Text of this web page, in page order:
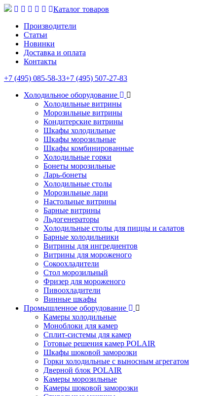
Каталог товаров
Производители
Статьи
Новинки
Доставка и оплата
Контакты
+7 (495) 085-58-33+7 (495) 507-27-83
Холодильное оборудование
Холодильные витрины
Морозильные витрины
Кондитерские витрины
Шкафы холодильные
Шкафы морозильные
Шкафы комбинированные
Холодильные горки
Бонеты морозильные
Ларь-бонеты
Холодильные столы
Морозильные лари
Настольные витрины
Барные витрины
Льдогенераторы
Холодильные столы для пиццы и салатов
Барные холодильники
Витрины для ингредиентов
Витрины для мороженого
Сокоохладители
Стол морозильный
Фризер для мороженого
Пивоохладители
Винные шкафы
Промышленное оборудование
Камеры холодильные
Моноблоки для камер
Сплит-системы для камер
Готовые решения камер POLAIR
Шкафы шоковой заморозки
Горки холодильные с выносным агрегатом
Дверной блок POLAIR
Камеры морозильные
Камеры шоковой заморозки